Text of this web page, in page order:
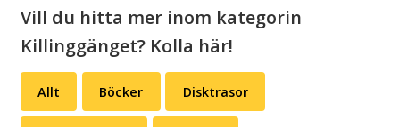
Vill du hitta mer inom kategorin
Killinggänget? Kolla här!
Allt Böcker Disktrasor